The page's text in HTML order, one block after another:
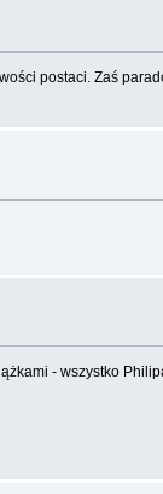
postaci. Zaś
- wszystko